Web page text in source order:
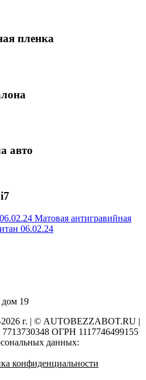
пленка
авто
Матовая антигравийная
06.02.24
дом 19
г. | © AUTOBEZZABOT.RU |
ОГРН 1117746499155
данных:
конфиденциальности